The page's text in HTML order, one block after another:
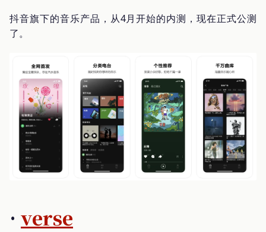
抖音旗下的音乐产品，从4月开始的内测，现在正式公测
了。
· verse